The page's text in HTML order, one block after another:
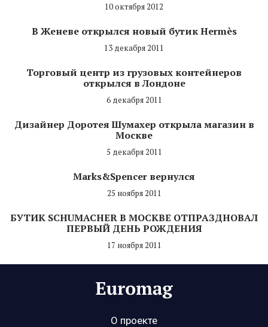
10 октября 2012
В Женеве открылся новый бутик Hermès
13 декабря 2011
Торговый центр из грузовых контейнеров
открылся в Лондоне
6 декабря 2011
Дизайнер Доротея Шумахер открыла магазин в
Москве
5 декабря 2011
Marks&Spencer вернулся
25 ноября 2011
БУТИК SCHUMACHER В МОСКВЕ ОТПРАЗДНОВАЛ
ПЕРВЫЙ ДЕНЬ РОЖДЕНИЯ
17 ноября 2011
О проекте